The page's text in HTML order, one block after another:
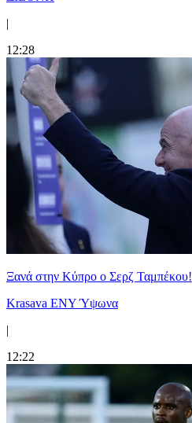
|
12:28
Ξανά στην Κύπρο ο Σερζ Ταμπέκου!
Krasava ENY Ύψωνα
|
12:22